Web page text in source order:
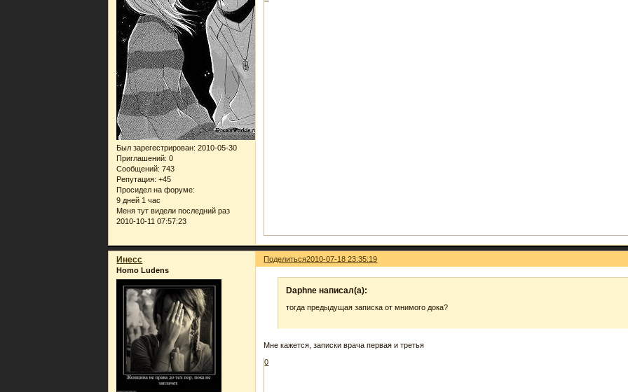
Был зарегестрирован: 2010-05-30
Приглашений: 0
Сообщений: 743
Репутация: +45
Просидел на форуме:
9 дней 1 час
Меня тут видели последний раз
2010-10-11 07:57:23
Поделиться2010-07-18 23:35:19
Инеcc
Homo Ludens
Daphne написал(а):
тогда предыдущая записка от мнимого дока?
Мне кажется, записки врача первая и третья
0